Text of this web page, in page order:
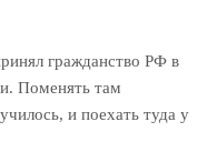
гражданство РФ в
Поменять там
и поехать туда у